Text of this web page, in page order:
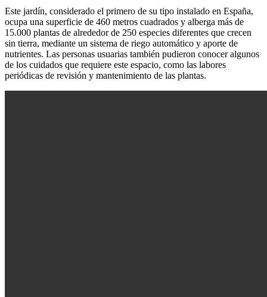
Este jardín, considerado el primero de su tipo instalado en España,
ocupa una superficie de 460 metros cuadrados y alberga más de
15.000 plantas de alrededor de 250 especies diferentes que crecen
sin tierra, mediante un sistema de riego automático y aporte de
nutrientes. Las personas usuarias también pudieron conocer algunos
de los cuidados que requiere este espacio, como las labores
periódicas de revisión y mantenimiento de las plantas.